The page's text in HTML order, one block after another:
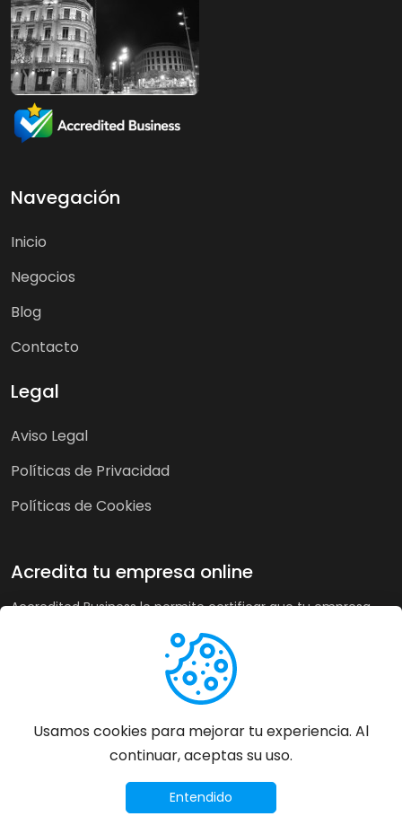
Navegación
Inicio
Negocios
Blog
Contacto
Legal
Aviso Legal
Políticas de Privacidad
Políticas de Cookies
Acredita tu empresa online
Accredited Business le permite certificar que tu empresa
calidad. A su vez, en tiendas online puede recoger la opinión
de sus clientes de forma imparcial y acreditar su buen
servicio a los clientes de forma automática incrementando
Más información
Accredited Business - Todos los derechos
reservados.
Usamos cookies para mejorar tu experiencia. Al
continuar, aceptas su uso.
Entendido